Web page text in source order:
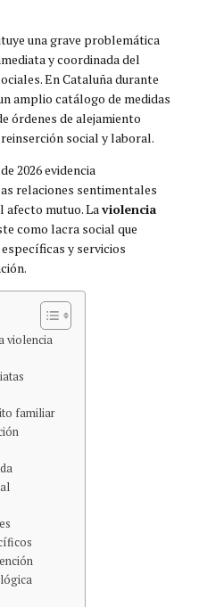
una grave problemática
y coordinada del
En Cataluña durante
amplio catálogo de medidas
órdenes de alejamiento
social y laboral.
2026 evidencia
relaciones sentimentales
afecto mutuo. La violencia
como lacra social que
y servicios
violencia
familiar